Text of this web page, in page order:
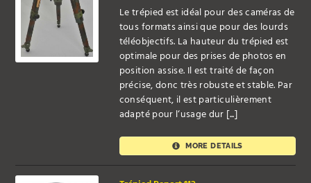
Le trépied est idéal pour des caméras de
tous formats ainsi que pour des lourds
téléobjectifs. La hauteur du trépied est
optimale pour des prises de photos en
position assise. Il est traité de façon
précise, donc très robuste et stable. Par
conséquent, il est particulièrement
adapté pour l‘usage dur [...]
MORE DETAILS